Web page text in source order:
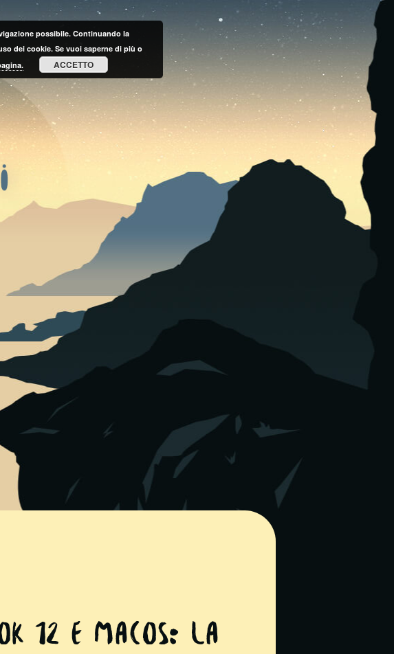
12 e MacOS: la
possibile. Continuando la
dei cookie. Se vuoi saperne di più o
ACCETTO